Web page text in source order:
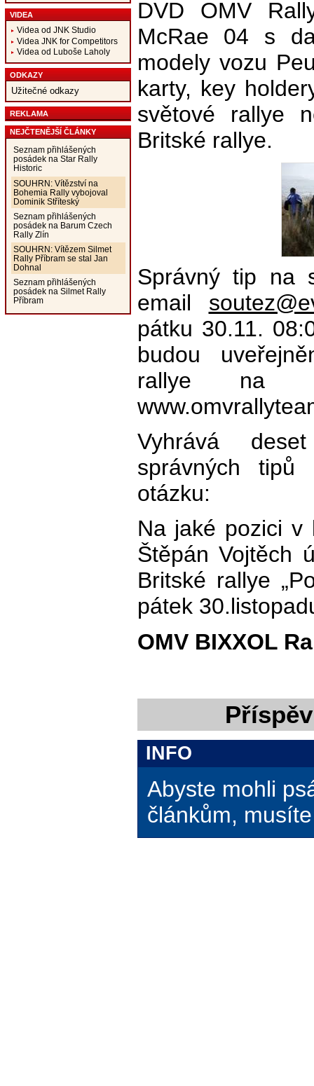
VIDEA
Videa od JNK Studio
Videa JNK for Competitors
Videa od Luboše Laholy
ODKAZY
Užitečné odkazy
REKLAMA
NEJČTENĚJŠÍ ČLÁNKY
Seznam přihlášených
posádek na Star Rally
Historic
SOUHRN: Vítězství na
Bohemia Rally vybojoval
Dominik Stříteský
Seznam přihlášených
posádek na Barum Czech
Rally Zlín
SOUHRN: Vítězem Silmet
Rally Příbram se stal Jan
Dohnal
Seznam přihlášených
posádek na Silmet Rally
Příbram
DVD OMV
McRae 04 s
modely vozu
karty, key
světové rallye
Britské rallye.
Správný tip na
email
pátku 30.11.
budou
rallye na
Vyhrává
správných tipů
otázku:
Na jaké pozici v
Štěpán Vojtěch
Britské rallye
pátek
OMV BIXXOL
INFO
Abyste mohli
článkům,